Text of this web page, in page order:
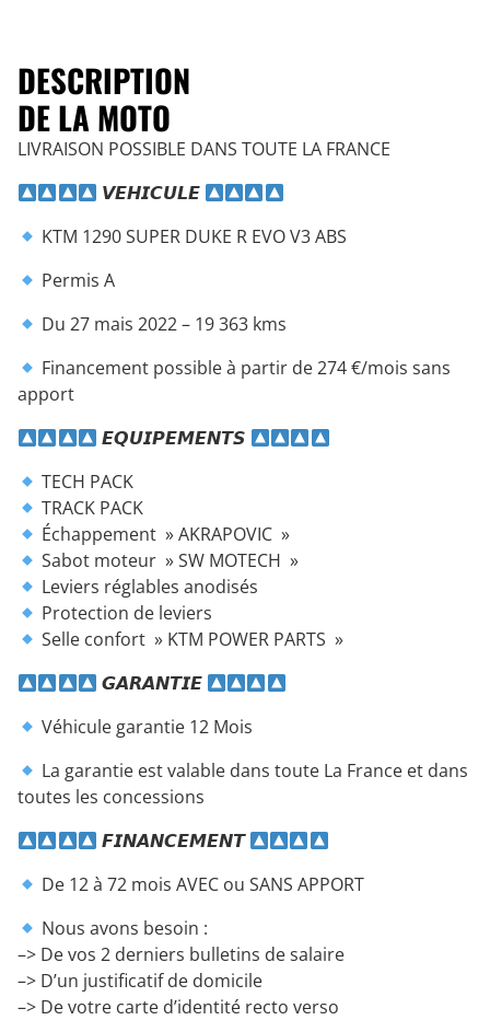
DESCRIPTION
DE LA MOTO
LIVRAISON POSSIBLE DANS TOUTE LA FRANCE
𝙑𝙀𝙃𝙄𝘾𝙐𝙇𝙀
KTM 1290 SUPER DUKE R EVO V3 ABS
Permis A
Du 27 mais 2022 – 19 363 kms
Financement possible à partir de 274 €/mois sans
apport
𝙀𝙌𝙐𝙄𝙋𝙀𝙈𝙀𝙉𝙏𝙎
TECH PACK
TRACK PACK
Échappement » AKRAPOVIC »
Sabot moteur » SW MOTECH »
Leviers réglables anodisés
Protection de leviers
Selle confort » KTM POWER PARTS »
𝙂𝘼𝙍𝘼𝙉𝙏𝙄𝙀
Véhicule garantie 12 Mois
La garantie est valable dans toute La France et dans
toutes les concessions
𝙁𝙄𝙉𝘼𝙉𝘾𝙀𝙈𝙀𝙉𝙏
De 12 à 72 mois AVEC ou SANS APPORT
Nous avons besoin :
–> De vos 2 derniers bulletins de salaire
–> D’un justificatif de domicile
–> De votre carte d’identité recto verso